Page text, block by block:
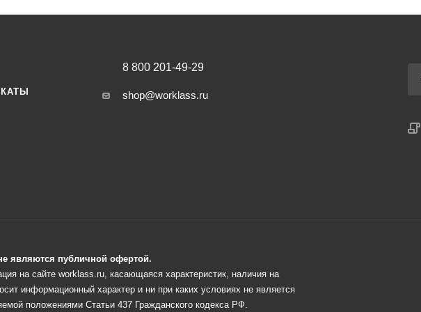
8 800 201-49-29
shop@worklass.ru
являются публичной офертой.
на сайте worklass.ru, касающаяся характеристик, наличия на
информационный характер и ни при каких условиях не является
положениями Статьи 437 Гражданского кодекса РФ.